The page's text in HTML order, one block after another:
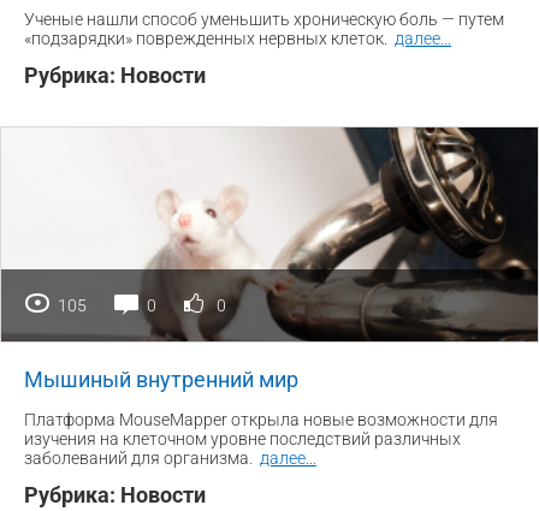
Ученые нашли способ уменьшить хроническую боль — путем
«подзарядки» поврежденных нервных клеток.
далее
Рубрика: Новости
105 0 0
Мышиный внутренний мир
Платформа MouseMapper открыла новые возможности для
изучения на клеточном уровне последствий различных
заболеваний для организма.
далее
Рубрика: Новости